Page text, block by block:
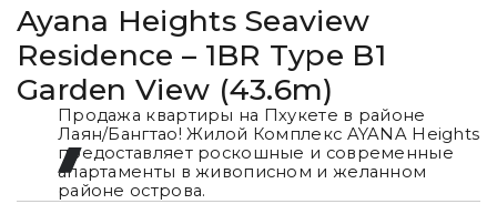
Ayana Heights Seaview
Residence – 1BR Type B1
Garden View (43.6m)
Продажа квартиры на Пхукете в районе
Лаян/Бангтао! Жилой Комплекс AYANA Heights
предоставляет роскошные и современные
апартаменты в живописном и желанном
районе острова.